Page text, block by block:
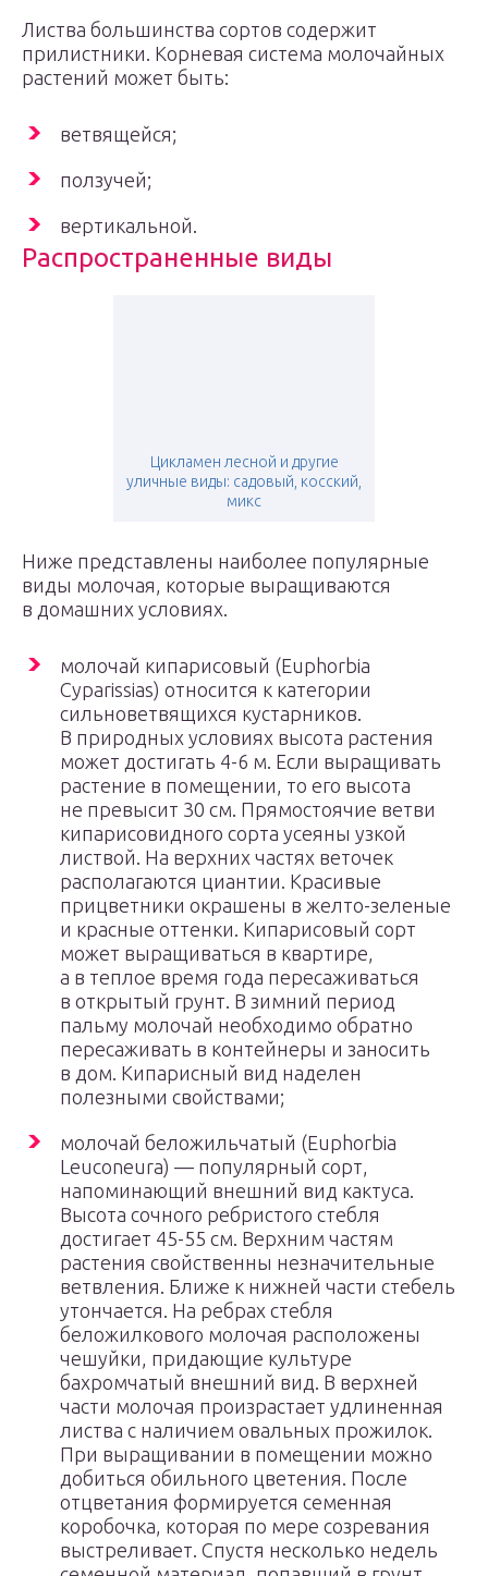
Листва большинства сортов содержит
прилистники. Корневая система молочайных
растений может быть:
ветвящейся;
ползучей;
вертикальной.
Распространенные виды
Цикламен лесной и другие
уличные виды: садовый, косский,
микс
Ниже представлены наиболее популярные
виды молочая, которые выращиваются
в домашних условиях.
молочай кипарисовый (Euphorbia
Cyparissias) относится к категории
сильноветвящихся кустарников.
В природных условиях высота растения
может достигать 4-6 м. Если выращивать
растение в помещении, то его высота
не превысит 30 см. Прямостоячие ветви
кипарисовидного сорта усеяны узкой
листвой. На верхних частях веточек
располагаются циантии. Красивые
прицветники окрашены в желто-зеленые
и красные оттенки. Кипарисовый сорт
может выращиваться в квартире,
а в теплое время года пересаживаться
в открытый грунт. В зимний период
пальму молочай необходимо обратно
пересаживать в контейнеры и заносить
в дом. Кипарисный вид наделен
полезными свойствами;
молочай беложильчатый (Euphorbia
Leuconeura) — популярный сорт,
напоминающий внешний вид кактуса.
Высота сочного ребристого стебля
достигает 45-55 см. Верхним частям
растения свойственны незначительные
ветвления. Ближе к нижней части стебель
утончается. На ребрах стебля
беложилкового молочая расположены
чешуйки, придающие культуре
бахромчатый внешний вид. В верхней
части молочая произрастает удлиненная
листва с наличием овальных прожилок.
При выращивании в помещении можно
добиться обильного цветения. После
отцветания формируется семенная
коробочка, которая по мере созревания
выстреливает. Спустя несколько недель